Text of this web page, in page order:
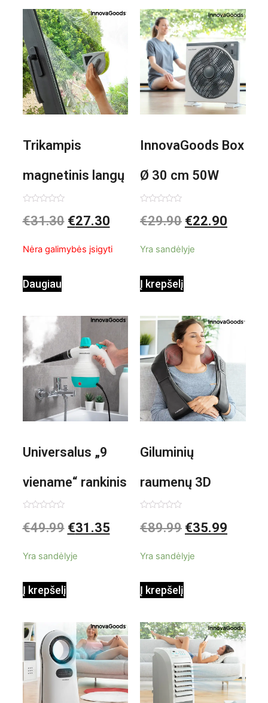
Trikampis
magnetinis langų
valiklis Klinmag
0
iš
€31.30 €27.30
Nėra galimybės įsigyti
Daugiau
InnovaGoods Box
Ø 30 cm 50W
Baltai pilkas
0
iš
€29.90 €22.90
Yra sandėlyje
Į krepšelį
Universalus „9
viename“ rankinis
garintuvas su
0,35 L 3 Bar
1000W
0
iš
€49.99 €31.35
Yra sandėlyje
Į krepšelį
Giluminių
raumenų 3D
elektrinis
Shiatsu
0
iš
€89.99 €35.99
Yra sandėlyje
Į krepšelį